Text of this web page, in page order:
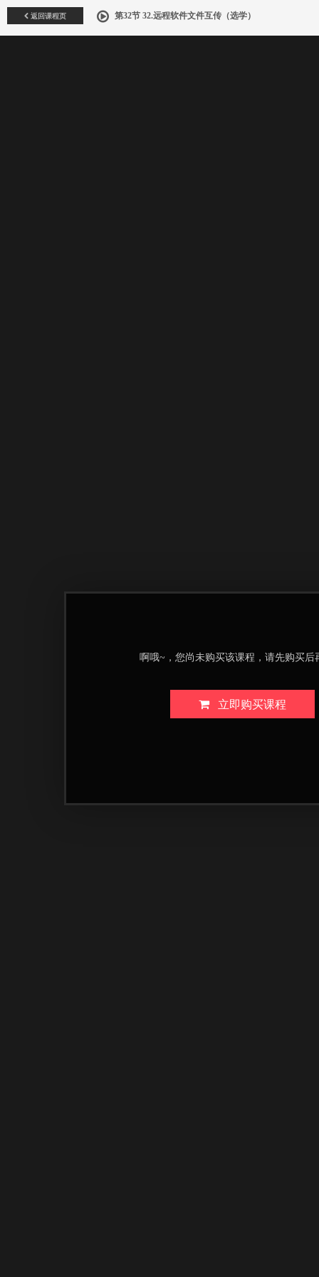
返回课程页 第32节 32.远程软件文件互传（选学）
啊哦~，您尚未购买该课程，请先购买后
立即购买课程